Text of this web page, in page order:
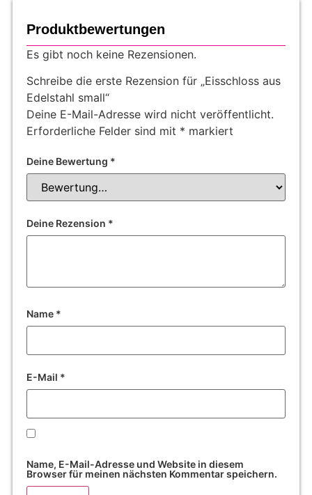
Produktbewertungen
Es gibt noch keine Rezensionen.
Schreibe die erste Rezension für „Eisschloss aus
Edelstahl small“
Deine E-Mail-Adresse wird nicht veröffentlicht.
Erforderliche Felder sind mit * markiert
Deine Bewertung *
Deine Rezension *
Name *
E-Mail *
Name, E-Mail-Adresse und Website in diesem
Browser für meinen nächsten Kommentar speichern.